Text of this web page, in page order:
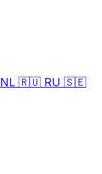
NL 🇷🇺 RU 🇸🇪